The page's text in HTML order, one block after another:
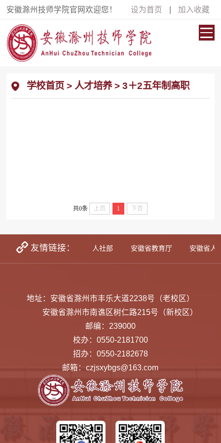
安徽滁州技师学院官网欢迎您！ 设为首页 加入收藏
学校首页 > 人才培养>3＋2五年制高职
共0条 上页 1 下页
友情链接：
学生资助网 教育部 人社部 安徽省教育厅 安徽省人
地址：安徽省滁州市丰乐大道2238号（老校区）
安徽省滁州市南谯区树仁路215号（新校区）
邮编：239000
校办：0550-2181700
招办：0550-2182678
邮箱：czjsxybgs@163.com